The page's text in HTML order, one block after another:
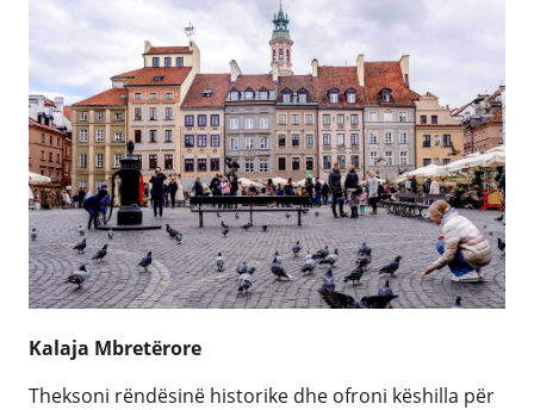
Kalaja Mbretërore
Theksoni rëndësinë historike dhe ofroni këshilla për